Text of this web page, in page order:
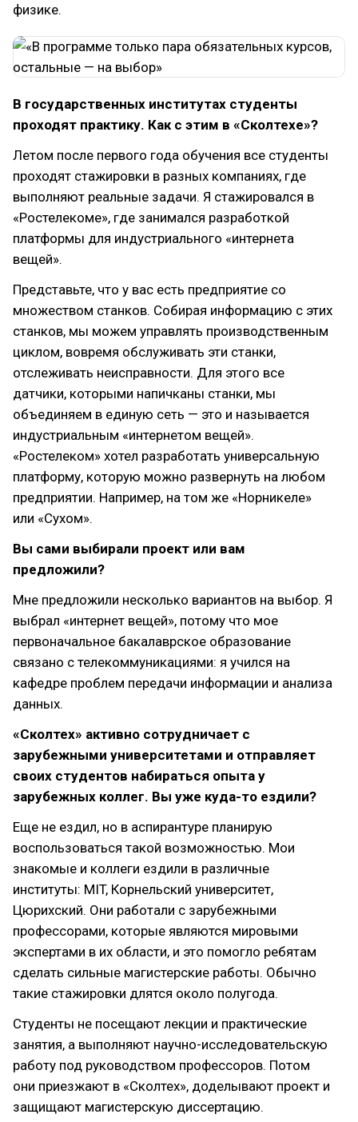
физике.
В государственных институтах студенты
проходят практику. Как с этим в «Сколтехе»?
Летом после первого года обучения все студенты
проходят стажировки в разных компаниях, где
выполняют реальные задачи. Я стажировался в
«Ростелекоме», где занимался разработкой
платформы для индустриального «интернета
вещей».
Представьте, что у вас есть предприятие со
множеством станков. Собирая информацию с этих
станков, мы можем управлять производственным
циклом, вовремя обслуживать эти станки,
отслеживать неисправности. Для этого все
датчики, которыми напичканы станки, мы
объединяем в единую сеть — это и называется
индустриальным «интернетом вещей».
«Ростелеком» хотел разработать универсальную
платформу, которую можно развернуть на любом
предприятии. Например, на том же «Норникеле»
или «Сухом».
Вы сами выбирали проект или вам
предложили?
Мне предложили несколько вариантов на выбор. Я
выбрал «интернет вещей», потому что мое
первоначальное бакалаврское образование
связано с телекоммуникациями: я учился на
кафедре проблем передачи информации и анализа
данных.
«Сколтех» активно сотрудничает с
зарубежными университетами и отправляет
своих студентов набираться опыта у
зарубежных коллег. Вы уже куда-то ездили?
Еще не ездил, но в аспирантуре планирую
воспользоваться такой возможностью. Мои
знакомые и коллеги ездили в различные
институты: MIT, Корнельский университет,
Цюрихский. Они работали с зарубежными
профессорами, которые являются мировыми
экспертами в их области, и это помогло ребятам
сделать сильные магистерские работы. Обычно
такие стажировки длятся около полугода.
Студенты не посещают лекции и практические
занятия, а выполняют научно-исследовательскую
работу под руководством профессоров. Потом
они приезжают в «Сколтех», доделывают проект и
защищают магистерскую диссертацию.